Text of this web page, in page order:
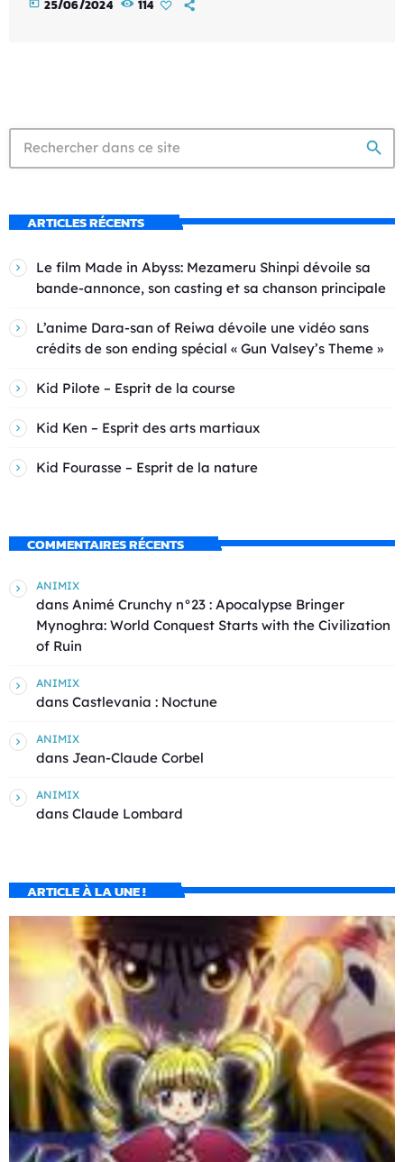
25/06/2024 114
search
ARTICLES RÉCENTS
Le film Made in Abyss: Mezameru Shinpi dévoile sa
bande-annonce, son casting et sa chanson principale
L’anime Dara-san of Reiwa dévoile une vidéo sans
crédits de son ending spécial « Gun Valsey’s Theme »
Kid Pilote – Esprit de la course
Kid Ken – Esprit des arts martiaux
Kid Fourasse – Esprit de la nature
COMMENTAIRES RÉCENTS
ANIMIX
dans Animé Crunchy n°23 : Apocalypse Bringer
Mynoghra: World Conquest Starts with the Civilization
of Ruin
ANIMIX
dans Castlevania : Noctune
ANIMIX
dans Jean-Claude Corbel
ANIMIX
dans Claude Lombard
ARTICLE À LA UNE !